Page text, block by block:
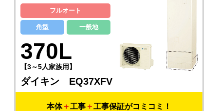
フルオート
角型 一般地
370L
【3～5人家族用】
ダイキン EQ37XFV
本体＋工事 ＋工事保証がコミコミ！